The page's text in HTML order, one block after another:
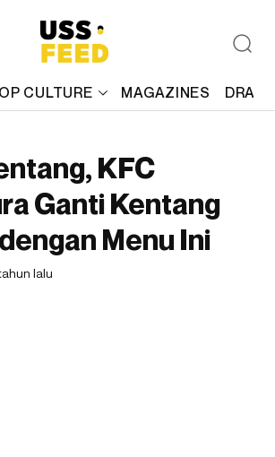
CULTURE MAGAZINES
KFC
Ganti Kentang
Menu Ini
lalu